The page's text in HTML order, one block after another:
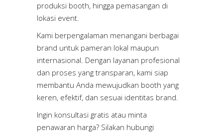
produksi booth, hingga pemasangan di
lokasi event.
Kami berpengalaman menangani berbagai
brand untuk pameran lokal maupun
internasional. Dengan layanan profesional
dan proses yang transparan, kami siap
membantu Anda mewujudkan booth yang
keren, efektif, dan sesuai identitas brand.
Ingin konsultasi gratis atau minta
penawaran harga? Silakan hubungi